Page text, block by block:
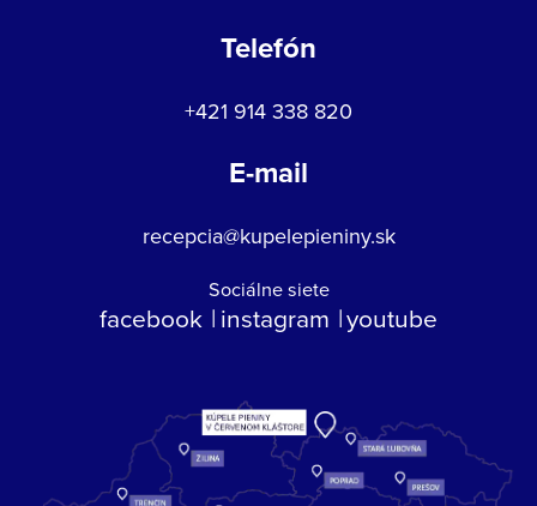
Telefón
+421 914 338 820
E-mail
recepcia@kupelepieniny.sk
Sociálne siete
facebook instagram youtube